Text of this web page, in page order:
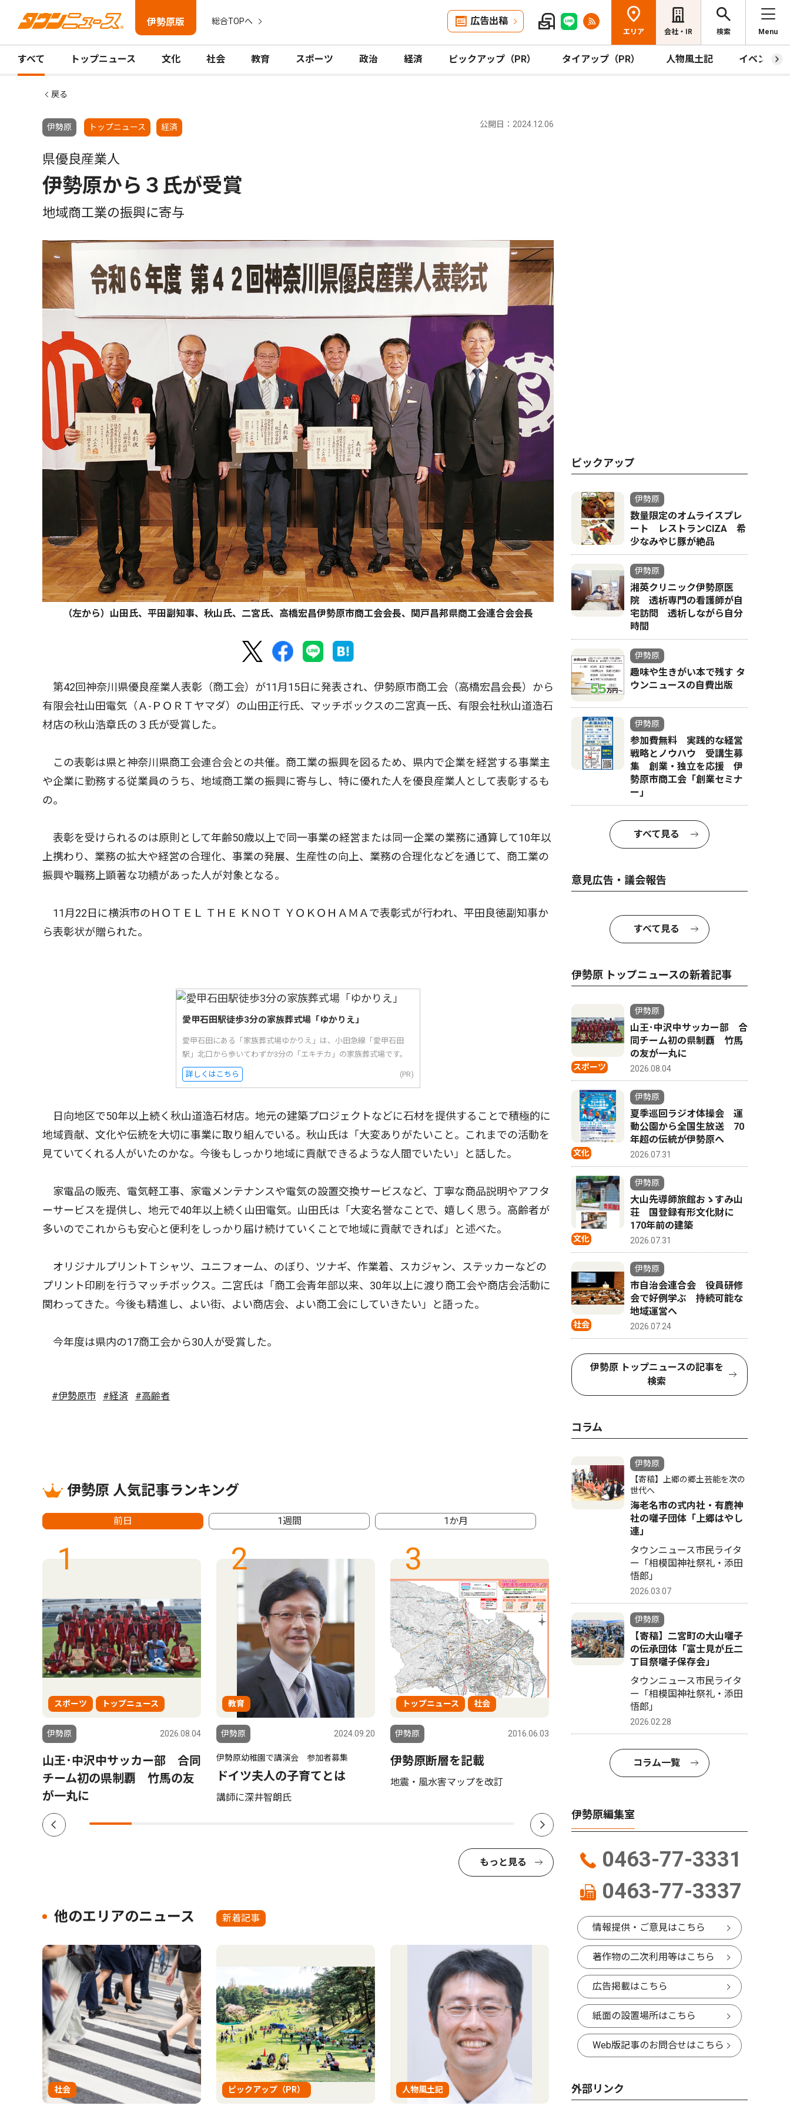
伊勢原版 総合TOPへ 広告出稿
エリア 会社・IR 検索 Menu
すべて トップニュース 文化 社会 教育 スポーツ 政治 経済 ピックアップ（PR） タイアップ（PR） 人物風土記 イベント
戻る
伊勢原 トップニュース 経済 公開日：2024.12.06
県優良産業人
伊勢原から３氏が受賞
地域商工業の振興に寄与
（左から）山田氏、平田副知事、秋山氏、二宮氏、高橋宏昌伊勢原市商工会会長、関戸昌邦県商工会連合会会長
第42回神奈川県優良産業人表彰（商工会）が11月15日に発表され、伊勢原市商工会（高橋宏昌会長）から
有限会社山田電気（Ａ-ＰＯＲＴヤマダ）の山田正行氏、マッチボックスの二宮真一氏、有限会社秋山道造石
材店の秋山浩章氏の３氏が受賞した。
この表彰は県と神奈川県商工会連合会との共催。商工業の振興を図るため、県内で企業を経営する事業主
や企業に勤務する従業員のうち、地域商工業の振興に寄与し、特に優れた人を優良産業人として表彰するも
の。
表彰を受けられるのは原則として年齢50歳以上で同一事業の経営または同一企業の業務に通算して10年以
上携わり、業務の拡大や経営の合理化、事業の発展、生産性の向上、業務の合理化などを通じて、商工業の
振興や職務上顕著な功績があった人が対象となる。
11月22日に横浜市のＨＯＴＥＬ ＴＨＥ ＫＮＯＴ ＹＯＫＯＨＡＭＡで表彰式が行われ、平田良徳副知事か
ら表彰状が贈られた。
愛甲石田駅徒歩3分の家族葬式場「ゆかりえ」
愛甲石田にある「家族葬式場ゆかりえ」は、小田急線「愛甲石田
駅」北口から歩いてわずか3分の「エキチカ」の家族葬式場です。
詳しくはこちら (PR)
日向地区で50年以上続く秋山道造石材店。地元の建築プロジェクトなどに石材を提供することで積極的に
地域貢献、文化や伝統を大切に事業に取り組んでいる。秋山氏は「大変ありがたいこと。これまでの活動を
見ていてくれる人がいたのかな。今後もしっかり地域に貢献できるような人間でいたい」と話した。
家電品の販売、電気軽工事、家電メンテナンスや電気の設置交換サービスなど、丁寧な商品説明やアフタ
ーサービスを提供し、地元で40年以上続く山田電気。山田氏は「大変名誉なことで、嬉しく思う。高齢者が
多いのでこれからも安心と便利をしっかり届け続けていくことで地域に貢献できれば」と述べた。
オリジナルプリントＴシャツ、ユニフォーム、のぼり、ツナギ、作業着、スカジャン、ステッカーなどの
プリント印刷を行うマッチボックス。二宮氏は「商工会青年部以来、30年以上に渡り商工会や商店会活動に
関わってきた。今後も精進し、よい街、よい商店会、よい商工会にしていきたい」と語った。
今年度は県内の17商工会から30人が受賞した。
#伊勢原市 #経済 #高齢者
伊勢原 人気記事ランキング
前日 1週間 1か月
1
スポーツ トップニュース
伊勢原 2026.08.04
山王･中沢中サッカー部 合同
チーム初の県制覇 竹馬の友
が一丸に
2
教育
伊勢原 2024.09.20
伊勢原幼稚園で講演会 参加者募集
ドイツ夫人の子育てとは
講師に深井智朗氏
3
トップニュース 社会
伊勢原 2016.06.03
伊勢原断層を記載
地震・風水害マップを改訂
伊勢原 2026.07.31
石田子安神社で８月８日 商
工祭り盆踊り
伊勢原
もっと見る
他のエリアのニュース 新着記事
社会 ピックアップ（PR） 人物風土記
ピックアップ
伊勢原
数量限定のオムライスプレ
ート レストランCIZA 希
少なみやじ豚が絶品
伊勢原
湘英クリニック伊勢原医
院 透析専門の看護師が自
宅訪問 透析しながら自分
時間
伊勢原
趣味や生きがい本で残す タ
ウンニュースの自費出版
伊勢原
参加費無料 実践的な経営
戦略とノウハウ 受講生募
集 創業・独立を応援 伊
勢原市商工会「創業セミナ
ー｣
すべて見る
意見広告・議会報告
すべて見る
伊勢原 トップニュースの新着記事
スポーツ
伊勢原
山王･中沢中サッカー部 合
同チーム初の県制覇 竹馬
の友が一丸に
2026.08.04
文化
伊勢原
夏季巡回ラジオ体操会 運
動公園から全国生放送 70
年超の伝統が伊勢原へ
2026.07.31
文化
伊勢原
大山先導師旅館おゝすみ山
荘 国登録有形文化財に
170年前の建築
2026.07.31
社会
伊勢原
市自治会連合会 役員研修
会で好例学ぶ 持続可能な
地域運営へ
2026.07.24
伊勢原 トップニュースの記事を
検索
コラム
伊勢原
【寄稿】上郷の郷土芸能を次の
世代へ
海老名市の式内社・有鹿神
社の囃子団体「上郷はやし
連」
タウンニュース市民ライタ
ー「相模国神社祭礼・添田
悟郎」
2026.03.07
伊勢原
【寄稿】二宮町の大山囃子
の伝承団体「富士見が丘二
丁目祭囃子保存会」
タウンニュース市民ライタ
ー「相模国神社祭礼・添田
悟郎」
2026.02.28
コラム一覧
伊勢原編集室
0463-77-3331
0463-77-3337
情報提供・ご意見はこちら
著作物の二次利用等はこちら
広告掲載はこちら
紙面の設置場所はこちら
Web版記事のお問合せはこちら
外部リンク